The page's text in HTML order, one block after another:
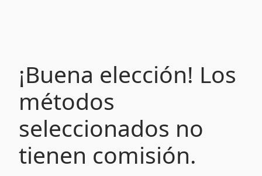
¡Buena elección! Los
métodos
seleccionados no
tienen comisión.